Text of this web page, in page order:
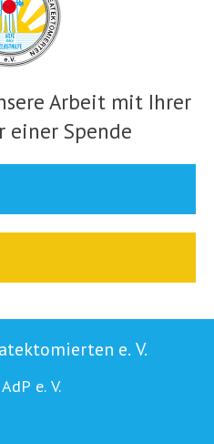
Arbeit mit Ihrer
Spende
e. V.
e. V.